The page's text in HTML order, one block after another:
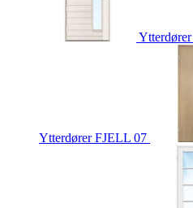
Ytterdører
YtterdørerFJELL 07